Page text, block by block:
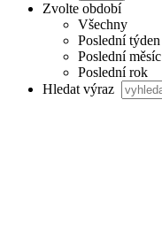
Zvolte období
Všechny
Poslední týden
Poslední měsíc
Poslední rok
Hledat výraz